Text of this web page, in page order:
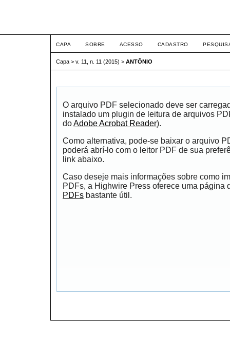
CAPA SOBRE ACESSO CADASTRO
Capa > v. 11, n. 11 (2015) > ANTÔNIO
O arquivo PDF selecionado deve ser
instalado um plugin de leitura de arquivos
doAdobe Acrobat Reader).
Como alternativa, pode-se baixar o arquivo
poderá abrí-lo com o leitor PDF de sua
link abaixo.
Caso deseje mais informações sobre como
PDFs, a Highwire Press oferece uma página
PDFs bastante útil.